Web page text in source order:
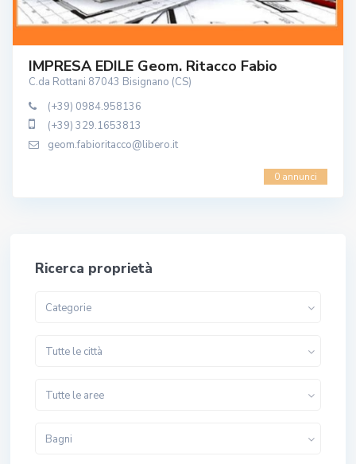
IMPRESA EDILE Geom. Ritacco Fabio
C.da Rottani 87043 Bisignano (CS)
(+39) 0984.958136
(+39) 329.1653813
geom.fabioritacco@libero.it
0 annunci
Ricerca proprietà
Categorie
Tutte le città
Tutte le aree
Bagni